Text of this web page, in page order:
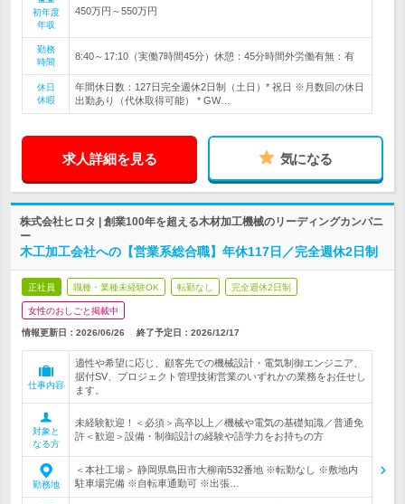
初年度
年収
450万円～550万円
勤務
時間
8:40～17:10（実働7時間45分）休憩：45分時間外労働有無：有
休日
休暇
年間休日数：127日完全週休2日制（土日）* 祝日 ※月数回の休日
出勤あり（代休取得可能） * GW…
求人詳細を見る 気になる
株式会社ヒロタ | 創業100年を超える木材加工機械のリーディングカンパニ
ー
木工加工会社への【営業系総合職】年休117日／完全週休2日制
正社員 職種・業種未経験OK 転勤なし 完全週休2日制
女性のおしごと掲載中
情報更新日：2026/06/26 終了予定日： 2026/12/17
仕事内容
適性や希望に応じ、顧客先での機械設計・電気制御エンジニア、
据付SV、プロジェクト管理技術営業のいずれかの業務をお任せし
ます。
対象と
なる方
未経験歓迎！＜必須＞高卒以上／機械や電気の基礎知識／普通免
許＜歓迎＞設備・制御設計の経験や語学力をお持ちの方
勤務地
＜本社工場＞ 静岡県島田市大柳南532番地 ※転勤なし ※敷地内
駐車場完備 ※自転車通勤可 ※出張…